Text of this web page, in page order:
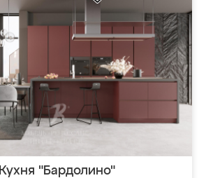
Кухня "Бардолино"